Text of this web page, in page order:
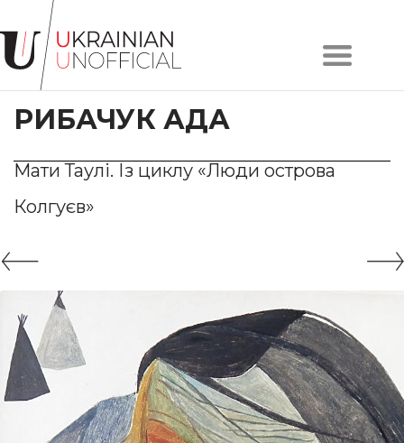
Головна
Про
проєкт
Художники
Твори
Колекції
#KYIV
#LVIV
UA
РИБАЧУК АДА
Мати Таулі. Із циклу «Люди острова
Колгуєв»